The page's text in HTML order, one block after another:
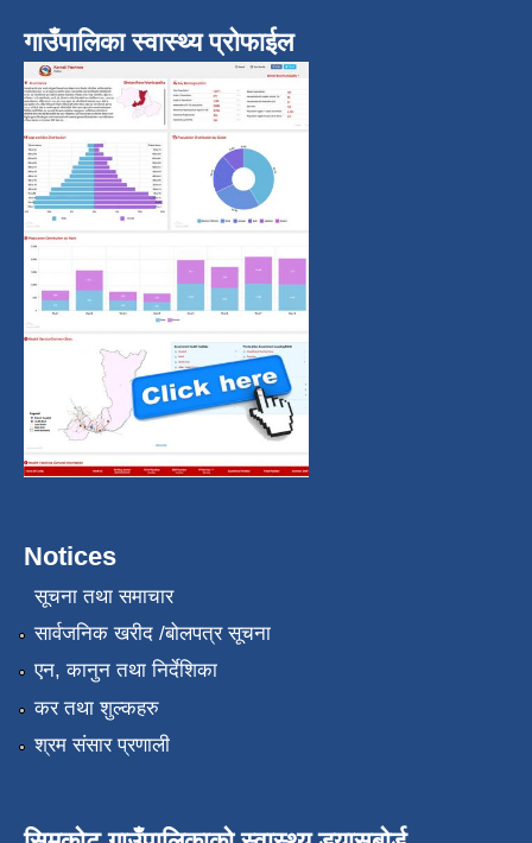
गाउँपालिका स्वास्थ्य प्रोफाईल
Notices
सूचना तथा समाचार
सार्वजनिक खरीद /बोलपत्र सूचना
एन, कानुन तथा निर्देशिका
कर तथा शुल्कहरु
श्रम संसार प्रणाली